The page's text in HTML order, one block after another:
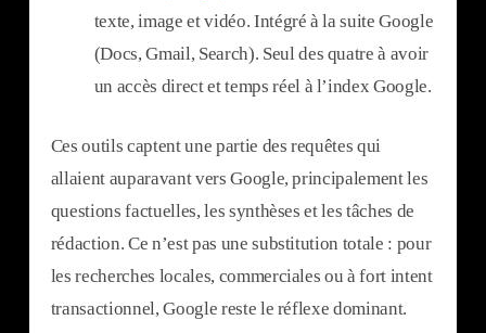
texte, image et vidéo. Intégré à la suite Google
(Docs, Gmail, Search). Seul des quatre à avoir
un accès direct et temps réel à l’index Google.
Ces outils captent une partie des requêtes qui
allaient auparavant vers Google, principalement les
questions factuelles, les synthèses et les tâches de
rédaction. Ce n’est pas une substitution totale : pour
les recherches locales, commerciales ou à fort intent
transactionnel, Google reste le réflexe dominant.